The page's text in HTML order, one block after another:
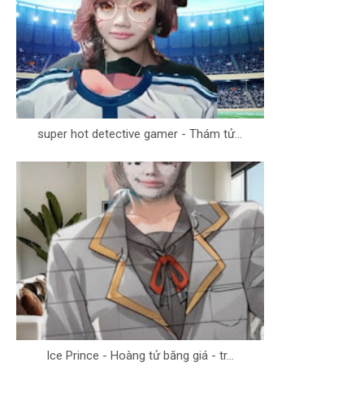
super hot detective gamer - Thám tử...
Ice Prince - Hoàng tử băng giá - tr...